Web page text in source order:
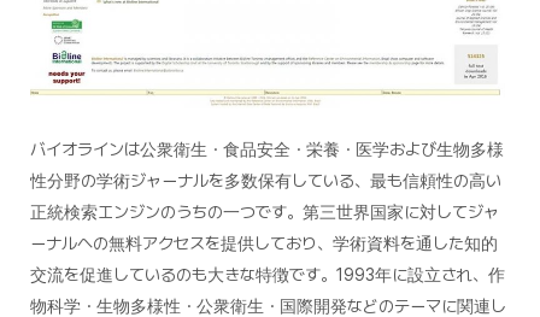
バイオラインは公衆衛生・食品安全・栄養・医学および生物多様
性分野の学術ジャーナルを多数保有している、最も信頼性の高い
正統検索エンジンのうちの一つです。第三世界国家に対してジャ
ーナルへの無料アクセスを提供しており、学術資料を通した知的
交流を促進しているのも大きな特徴です。1993年に設立され、作
物科学・生物多様性・公衆衛生・国際開発などのテーマに関連し